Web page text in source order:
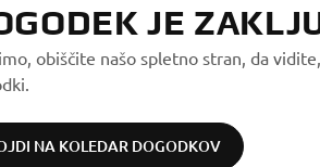
JE
obiščite našo spletno stran, da
NA KOLEDAR DOGODKOV